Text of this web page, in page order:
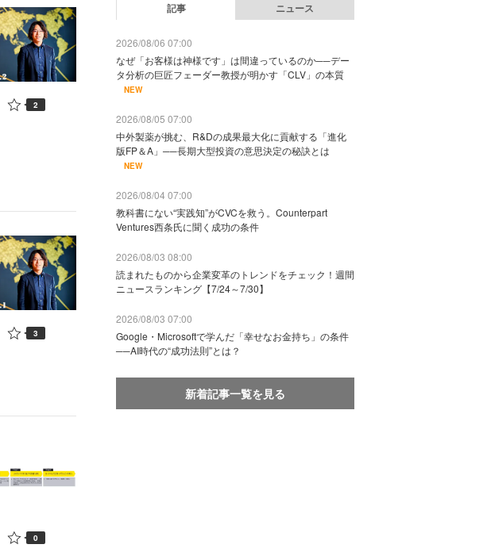
2
3
0
記事 ニュース
2026/08/06 07:00
なぜ「お客様は神様です」は間違っているのか──デー
タ分析の巨匠フェーダー教授が明かす「CLV」の本質
NEW
2026/08/05 07:00
中外製薬が挑む、R&Dの成果最大化に貢献する「進化
版FP＆A」──長期大型投資の意思決定の秘訣とは
NEW
2026/08/04 07:00
教科書にない“実践知”がCVCを救う。Counterpart
Ventures西条氏に聞く成功の条件
2026/08/03 08:00
読まれたものから企業変革のトレンドをチェック！週間
ニュースランキング【7/24～7/30】
2026/08/03 07:00
Google・Microsoftで学んだ「幸せなお金持ち」の条件
──AI時代の“成功法則”とは？
新着記事一覧を見る